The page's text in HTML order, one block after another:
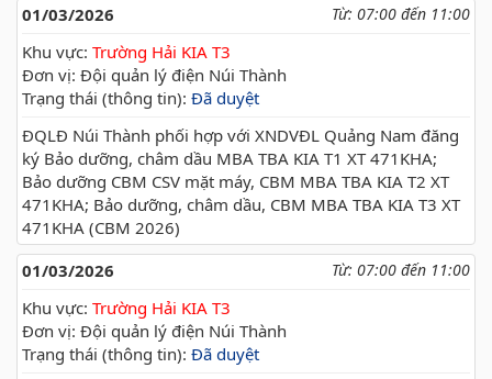
01/03/2026
Từ: 07:00 đến 11:00
Khu vực: Trường Hải KIA T3
Đơn vị: Đội quản lý điện Núi Thành
Trạng thái (thông tin): Đã duyệt
ĐQLĐ Núi Thành phối hợp với XNDVĐL Quảng Nam đăng
ký Bảo dưỡng, châm dầu MBA TBA KIA T1 XT 471KHA;
Bảo dưỡng CBM CSV mặt máy, CBM MBA TBA KIA T2 XT
471KHA; Bảo dưỡng, châm dầu, CBM MBA TBA KIA T3 XT
471KHA (CBM 2026)
01/03/2026
Từ: 07:00 đến 11:00
Khu vực: Trường Hải KIA T3
Đơn vị: Đội quản lý điện Núi Thành
Trạng thái (thông tin): Đã duyệt